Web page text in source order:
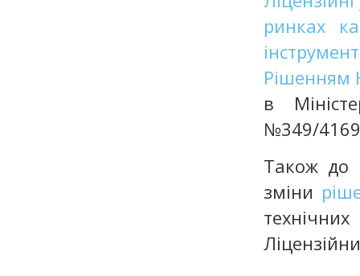
ринках
Рішенням
в
№349/
Також до
зміни